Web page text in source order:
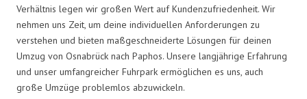
Verhältnis legen wir großen Wert auf Kundenzufriedenheit. Wir
nehmen uns Zeit, um deine individuellen Anforderungen zu
verstehen und bieten maßgeschneiderte Lösungen für deinen
Umzug von Osnabrück nach Paphos. Unsere langjährige Erfahrung
und unser umfangreicher Fuhrpark ermöglichen es uns, auch
große Umzüge problemlos abzuwickeln.